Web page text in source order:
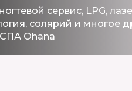
сервис, LPG,
солярий и многое
Ohana